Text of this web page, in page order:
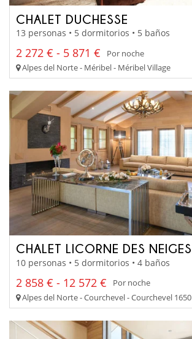
CHALET DUCHESSE
13 personas • 5 dormitorios • 5 baños
2 272 € - 5 871 €
Por noche
Alpes del Norte - Méribel - Méribel Village
CHALET LICORNE DES NEIGES
10 personas • 5 dormitorios • 4 baños
2 858 € - 12 572 €
Por noche
Alpes del Norte - Courchevel - Courchevel 1650